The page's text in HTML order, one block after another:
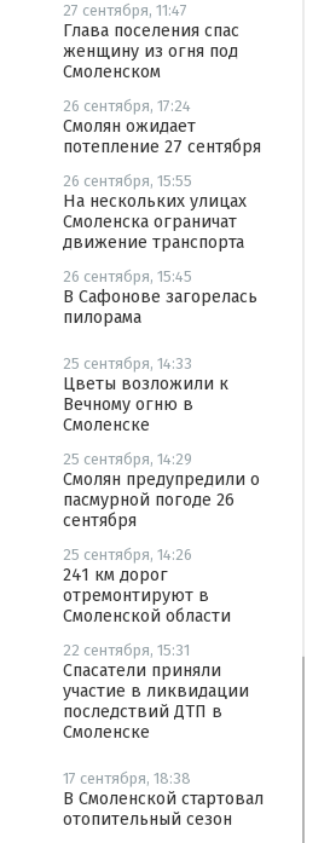
27 сентября, 11:47
Глава поселения спас
женщину из огня под
Смоленском
26 сентября, 17:24
Смолян ожидает
потепление 27 сентября
26 сентября, 15:55
На нескольких улицах
Смоленска ограничат
движение транспорта
26 сентября, 15:45
В Сафонове загорелась
пилорама
25 сентября, 14:33
Цветы возложили к
Вечному огню в
Смоленске
25 сентября, 14:29
Смолян предупредили о
пасмурной погоде 26
сентября
25 сентября, 14:26
241 км дорог
отремонтируют в
Смоленской области
22 сентября, 15:31
Спасатели приняли
участие в ликвидации
последствий ДТП в
Смоленске
17 сентября, 18:38
В Смоленской стартовал
отопительный сезон